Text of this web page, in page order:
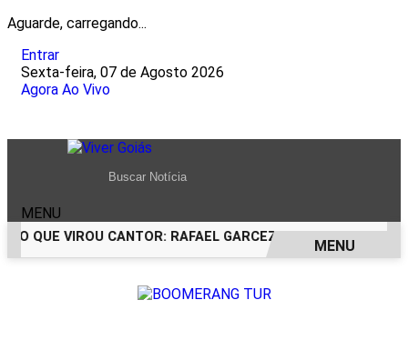
Aguarde, carregando...
Entrar
Sexta-feira, 07 de Agosto 2026
Agora Ao Vivo
MENU
QUE VIROU CANTOR: RAFAEL GARCEZ CELEBRA 24 ANOS
MENU